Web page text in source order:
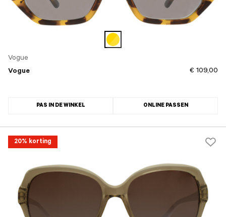
Vogue
Vogue
€ 109,00
PAS IN DE WINKEL ONLINE PASSEN
20% korting